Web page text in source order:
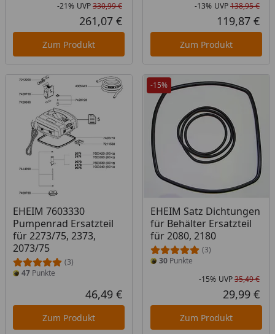
Rabatt in Prozent
-21%
Ursprünglicher Preis
UVP330,99 €
Aktueller Preis
261,07 €
Zum Produkt
-13% UVP138,95 €
119,87 €
Zum Produkt
EHEIM 7603330
Pumpenrad Ersatzteil
für 2273/75, 2373,
2073/75
(3)
47 Punkte
Aktueller Preis
46,49 €
Zum Produkt
-15%
EHEIM Satz Dichtungen
für Behälter Ersatzteil
für 2080, 2180
(3)
30Punkte
-15% UVP35,49 €
29,99 €
Zum Produkt